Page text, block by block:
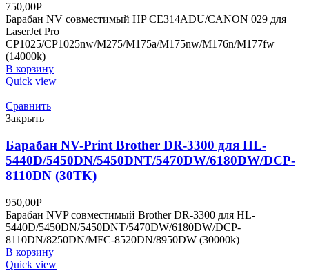
750,00Р
Барабан NV совместимый HP CE314ADU/CANON 029 для
LaserJet Pro
CP1025/CP1025nw/M275/M175a/M175nw/M176n/M177fw
(14000k)
В корзину
Quick view
Сравнить
Закрыть
Барабан NV-Print Brother DR-3300 для HL-
5440D/5450DN/5450DNT/5470DW/6180DW/DCP-
8110DN (30TK)
950,00Р
Барабан NVP совместимый Brother DR-3300 для HL-
5440D/5450DN/5450DNT/5470DW/6180DW/DCP-
8110DN/8250DN/MFC-8520DN/8950DW (30000k)
В корзину
Quick view